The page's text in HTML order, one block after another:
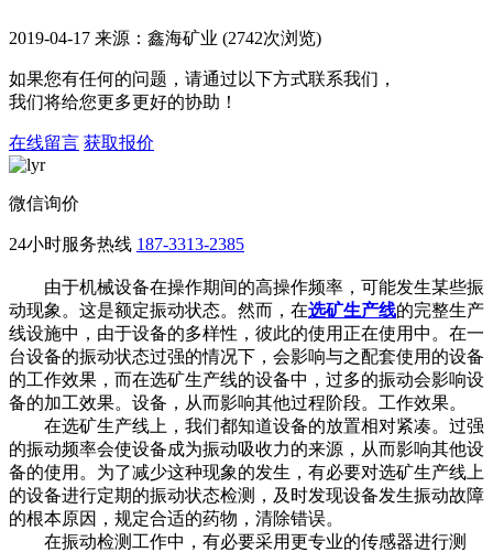
2019-04-17 来源：鑫海矿业 (2742次浏览)
如果您有任何的问题，请通过以下方式联系我们，
我们将给您更多更好的协助！
在线留言 获取报价
微信询价
24小时服务热线 187-3313-2385
由于机械设备在操作期间的高操作频率，可能发生某些振
动现象。这是额定振动状态。然而，在选矿生产线的完整生产
线设施中，由于设备的多样性，彼此的使用正在使用中。在一
台设备的振动状态过强的情况下，会影响与之配套使用的设备
的工作效果，而在选矿生产线的设备中，过多的振动会影响设
备的加工效果。设备，从而影响其他过程阶段。工作效果。
在选矿生产线上，我们都知道设备的放置相对紧凑。过强
的振动频率会使设备成为振动吸收力的来源，从而影响其他设
备的使用。为了减少这种现象的发生，有必要对选矿生产线上
的设备进行定期的振动状态检测，及时发现设备发生振动故障
的根本原因，规定合适的药物，清除错误。
在振动检测工作中，有必要采用更专业的传感器进行测